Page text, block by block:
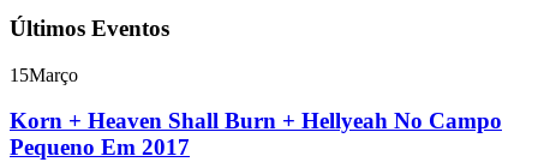
Últimos Eventos
15Março
Korn + Heaven Shall Burn + Hellyeah No Campo
Pequeno Em 2017